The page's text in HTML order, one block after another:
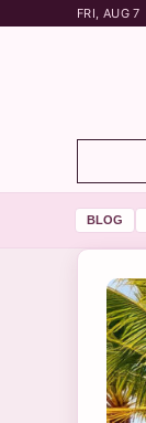
FRI, AUG 7
BLOG